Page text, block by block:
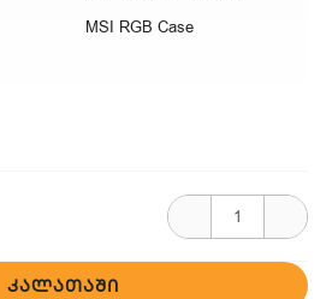
MSI RGB Case
ᲙᲐᲚᲐᲗᲐᲨᲘ